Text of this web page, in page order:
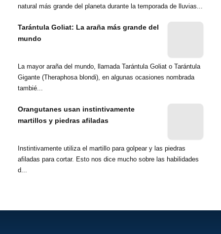
natural más grande del planeta durante la temporada de lluvias...
Tarántula Goliat: La araña más grande del
mundo
La mayor araña del mundo, llamada Tarántula Goliat o Tarántula
Gigante (Theraphosa blondi), en algunas ocasiones nombrada
tambié...
Orangutanes usan instintivamente
martillos y piedras afiladas
Instintivamente utiliza el martillo para golpear y las piedras
afiladas para cortar. Esto nos dice mucho sobre las habilidades
d...